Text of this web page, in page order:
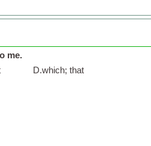
me.
D.which; that